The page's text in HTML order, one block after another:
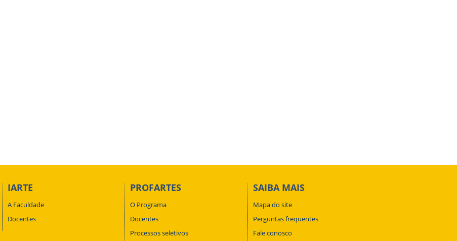
IARTE
A Faculdade
Docentes
PROFARTES
O Programa
Docentes
Processos seletivos
SAIBA MAIS
Mapa do site
Perguntas frequentes
Fale conosco